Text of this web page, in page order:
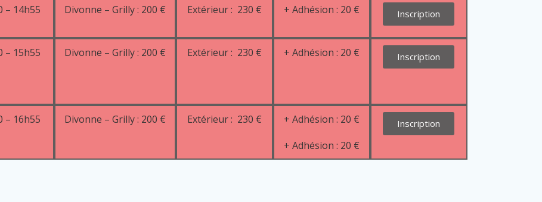
– 14h55 Divonne – Grilly : 200 € Extérieur : 230 € + Adhésion : 20 € Inscription
– 15h55 Divonne – Grilly : 200 € Extérieur : 230 € + Adhésion : 20 € Inscription
– 16h55 Divonne – Grilly : 200 € Extérieur : 230 €
+ Adhésion : 20 €
+ Adhésion : 20 €
Inscription